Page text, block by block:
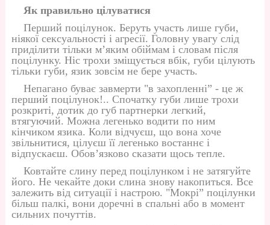
Як правильно цілуватися
Перший поцілунок. Беруть участь лише губи,
ніякої сексуальності і агресії. Головну увагу слід
приділити тільки м’яким обіймам і словам після
поцілунку. Ніс трохи зміщується вбік, губи цілують
тільки губи, язик зовсім не бере участь.
Непагано буває завмерти "в захопленні” - це ж
перший поцілунок!.. Спочатку губи лише трохи
розкриті, дотик до губ партнерки легкий,
втягуючий. Можна легенько водити по ним
кінчиком язика. Коли відчуєш, що вона хоче
звільнитися, цілуєш її легенько востаннє і
відпускаєш. Обов’язково сказати щось тепле.
Ковтайте слину перед поцілунком і не затягуйте
його. Не чекайте доки слина знову накопиться. Все
залежить від ситуації і настрою. "Мокрі” поцілунки
більш палкі, вони доречні в спальні або в момент
сильних почуттів.